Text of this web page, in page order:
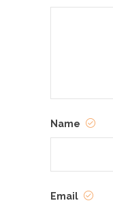
Name
Email